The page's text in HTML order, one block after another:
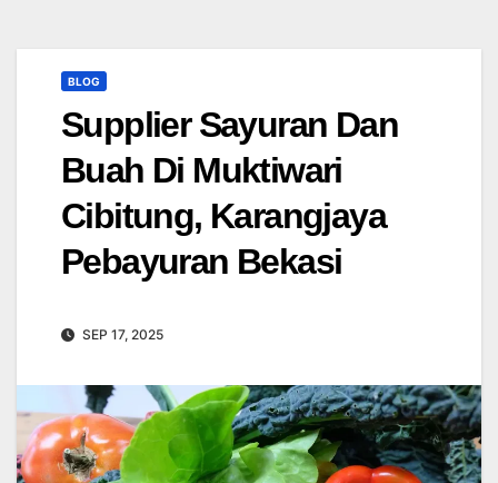
BLOG
Supplier Sayuran Dan
Buah Di Muktiwari
Cibitung, Karangjaya
Pebayuran Bekasi
SEP 17, 2025